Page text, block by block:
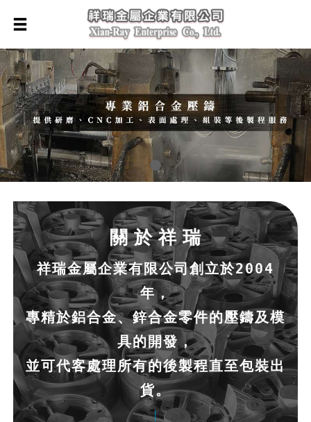
關 於 祥 瑞
祥瑞金屬企業有限公司創立於2004
年，
專精於鋁合金、鋅合金零件的壓鑄及模
具的開發，
並可代客處理所有的後製程直至包裝出
貨。
|